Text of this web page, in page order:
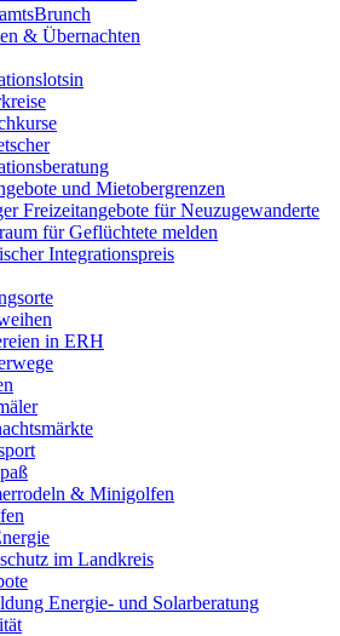
& Übernachten
und Mietobergrenzen
Freizeitangebote für Neuzugewanderte
für Geflüchtete melden
Integrationspreis
in ERH
& Minigolfen
im Landkreis
Energie- und Solarberatung